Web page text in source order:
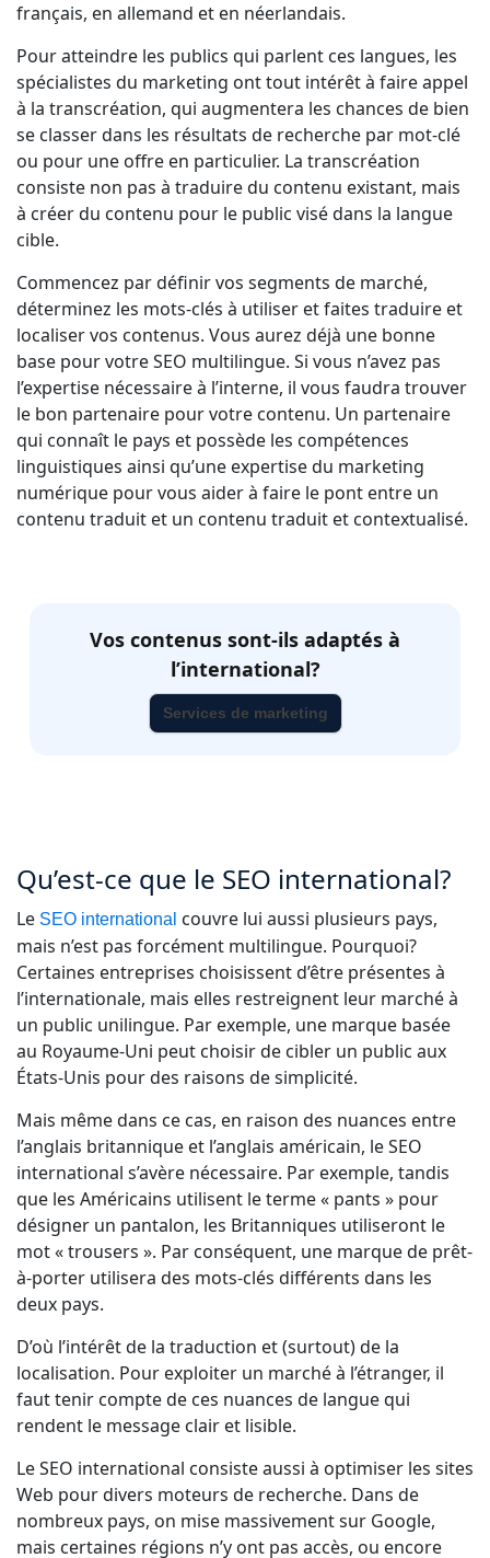
français, en allemand et en néerlandais.
Pour atteindre les publics qui parlent ces langues, les
spécialistes du marketing ont tout intérêt à faire appel
à la transcréation, qui augmentera les chances de bien
se classer dans les résultats de recherche par mot-clé
ou pour une offre en particulier. La transcréation
consiste non pas à traduire du contenu existant, mais
à créer du contenu pour le public visé dans la langue
cible.
Commencez par définir vos segments de marché,
déterminez les mots-clés à utiliser et faites traduire et
localiser vos contenus. Vous aurez déjà une bonne
base pour votre SEO multilingue. Si vous n’avez pas
l’expertise nécessaire à l’interne, il vous faudra trouver
le bon partenaire pour votre contenu. Un partenaire
qui connaît le pays et possède les compétences
linguistiques ainsi qu’une expertise du marketing
numérique pour vous aider à faire le pont entre un
contenu traduit et un contenu traduit et contextualisé.
Vos contenus sont-ils adaptés à
l’international?
Services de marketing
Qu’est-ce que le SEO international?
Le SEO international couvre lui aussi plusieurs pays,
mais n’est pas forcément multilingue. Pourquoi?
Certaines entreprises choisissent d’être présentes à
l’internationale, mais elles restreignent leur marché à
un public unilingue. Par exemple, une marque basée
au Royaume-Uni peut choisir de cibler un public aux
États-Unis pour des raisons de simplicité.
Mais même dans ce cas, en raison des nuances entre
l’anglais britannique et l’anglais américain, le SEO
international s’avère nécessaire. Par exemple, tandis
que les Américains utilisent le terme « pants » pour
désigner un pantalon, les Britanniques utiliseront le
mot « trousers ». Par conséquent, une marque de prêt-
à-porter utilisera des mots-clés différents dans les
deux pays.
D’où l’intérêt de la traduction et (surtout) de la
localisation. Pour exploiter un marché à l’étranger, il
faut tenir compte de ces nuances de langue qui
rendent le message clair et lisible.
Le SEO international consiste aussi à optimiser les sites
Web pour divers moteurs de recherche. Dans de
nombreux pays, on mise massivement sur Google,
mais certaines régions n’y ont pas accès, ou encore